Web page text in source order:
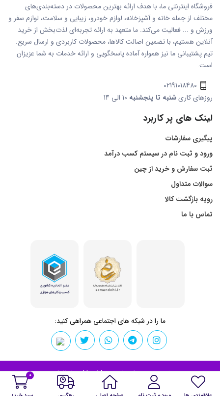
0
فروشگاه اینترنتی ما، با هدف ارائه بهترین محصولات در دسته‌بندی‌های
مختلف از جمله خانه و آشپزخانه، لوازم خودرو، زیبایی و سلامت، لوازم سفر و
ورزش و ... فعالیت می‌کند. ما متعهد به ارائه تجربه‌ای لذت‌بخش از خرید
آنلاین هستیم، با تضمین اصالت کالاها، محصولات کاربردی و ارسال سریع.
تیم پشتیبانی ما نیز همواره آماده پاسخگویی و ارائه خدمات به شما عزیزان
است.
02191018480
روزهای کاریشنبه تا پنجشنبه
لینک های پر کاربرد
پیگیری سفارشات
ورود و ثبت نام در سیستم کسب درآمد
ثبت سفارش و خرید از چین
سوالات متداول
رویه بازگشت کالا
تماس با ما
ما را در شبکه های اجتماعی همراهی کنید:
تمامی حقوق برای kharidemon.ir محفوظ است.